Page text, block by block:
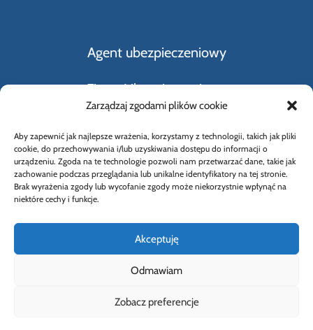
Zarządzaj zgodami plików cookie
Aby zapewnić jak najlepsze wrażenia, korzystamy z technologii, takich jak pliki
cookie, do przechowywania i/lub uzyskiwania dostępu do informacji o
urządzeniu. Zgoda na te technologie pozwoli nam przetwarzać dane, takie jak
zachowanie podczas przeglądania lub unikalne identyfikatory na tej stronie.
Brak wyrażenia zgody lub wycofanie zgody może niekorzystnie wpłynąć na
niektóre cechy i funkcje.
Akceptuję
Odmawiam
Zobacz preferencje
Agent ubezpieczeniowy
Firmy Ubezpieczeniowe
Rodzaje ubezpieczeń
Słownik Pojęć Ubezpieczeniowych
prywatności